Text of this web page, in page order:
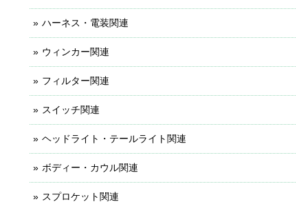
ハーネス・電装関連
ウィンカー関連
フィルター関連
スイッチ関連
ヘッドライト・テールライト関連
ボディー・カウル関連
スプロケット関連